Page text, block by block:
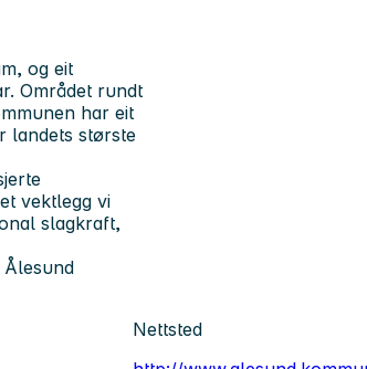
og eit
Området rundt
har eit
landets største
vektlegg vi
slagkraft,
Nettsted